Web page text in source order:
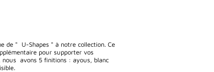
de " U-Shapes " à notre collection. Ce
pour supporter vos
nous avons 5 finitions : ayous, blanc